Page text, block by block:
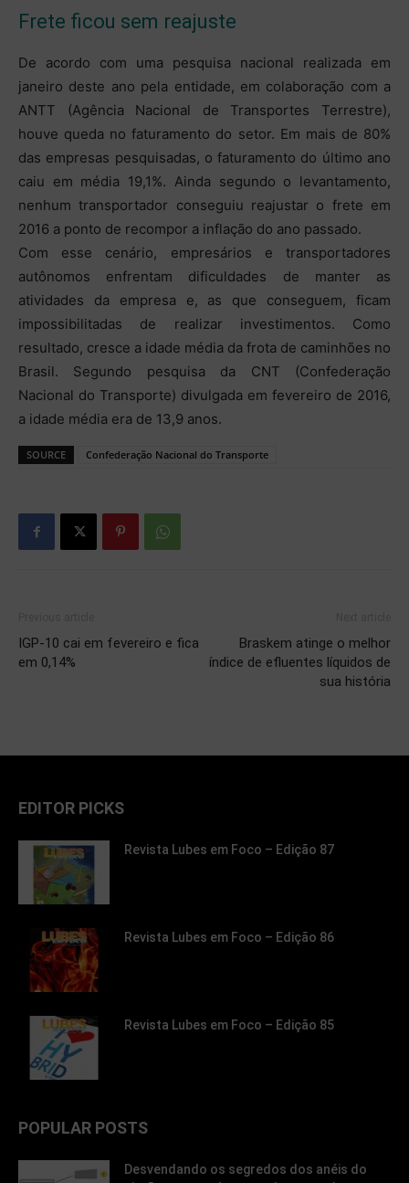
Frete ficou sem reajuste
De acordo com uma pesquisa nacional realizada em
janeiro deste ano pela entidade, em colaboração com a
ANTT (Agência Nacional de Transportes Terrestre),
houve queda no faturamento do setor. Em mais de 80%
das empresas pesquisadas, o faturamento do último ano
caiu em média 19,1%. Ainda segundo o levantamento,
nenhum transportador conseguiu reajustar o frete em
2016 a ponto de recompor a inflação do ano passado.
Com esse cenário, empresários e transportadores
autônomos enfrentam dificuldades de manter as
atividades da empresa e, as que conseguem, ficam
impossibilitadas de realizar investimentos. Como
resultado, cresce a idade média da frota de caminhões no
Brasil. Segundo pesquisa da CNT (Confederação
Nacional do Transporte) divulgada em fevereiro de 2016,
a idade média era de 13,9 anos.
SOURCE Confederação Nacional do Transporte
IGP-10 cai em fevereiro e fica
em 0,14%
Braskem atinge o melhor
índice de efluentes líquidos de
sua história
EDITOR PICKS
Revista Lubes em Foco – Edição 87
Revista Lubes em Foco – Edição 86
Revista Lubes em Foco – Edição 85
POPULAR POSTS
Desvendando os segredos dos anéis do